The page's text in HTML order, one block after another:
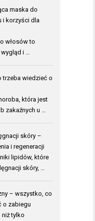
maska do
i korzyści dla
włosów to
i …
trzeba wiedzieć o
która jest
zakaźnych u …
skóry –
i regeneracji
lipidów, które
skóry, …
– wszystko, co
o zabiegu
niż tylko